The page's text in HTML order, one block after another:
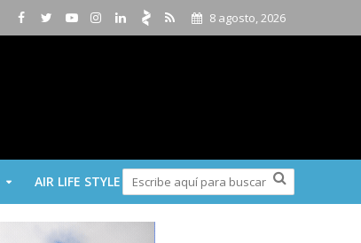
8 agosto, 2026
AIR LIFE STYLE